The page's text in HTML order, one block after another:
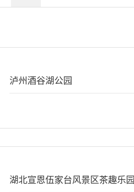
泸州酒谷湖公园
湖北宣恩伍家台风景区茶趣乐园